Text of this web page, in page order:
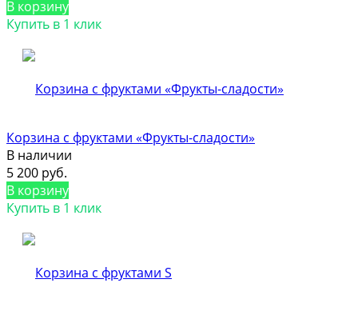
В корзину
Купить в 1 клик
Корзина с фруктами «Фрукты-сладости»
В наличии
5 200 руб.
В корзину
Купить в 1 клик